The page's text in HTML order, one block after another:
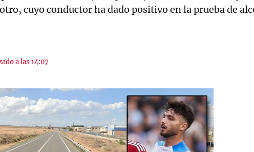
cuyo conductor ha dado positivo en la prueba de
a las 14:07